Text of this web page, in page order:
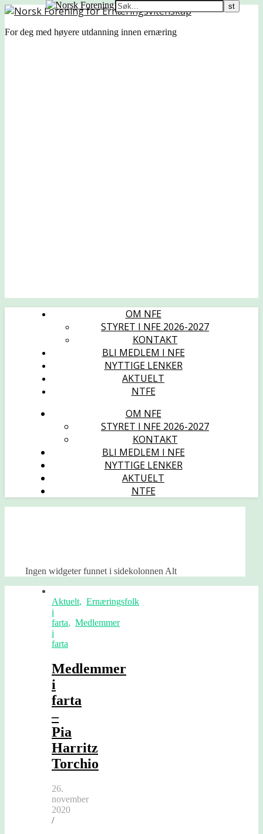
For deg med høyere utdanning innen ernæring
OM NFE
STYRET I NFE 2026-2027
KONTAKT
BLI MEDLEM I NFE
NYTTIGE LENKER
AKTUELT
NTFE
OM NFE
STYRET I NFE 2026-2027
KONTAKT
BLI MEDLEM I NFE
NYTTIGE LENKER
AKTUELT
NTFE
Ingen widgeter funnet i sidekolonnen Alt
Aktuelt, Ernæringsfolk
i
farta, Medlemmer
i
farta
Medlemmer
i
farta
–
Pia
Harritz
Torchio
26.
november
2020
/